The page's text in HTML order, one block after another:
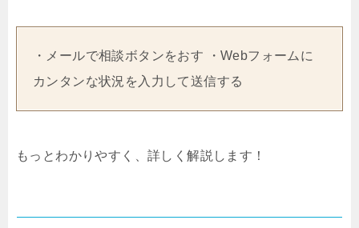
・メールで相談ボタンをおす ・Webフォームに
カンタンな状況を入力して送信する
もっとわかりやすく、詳しく解説します！